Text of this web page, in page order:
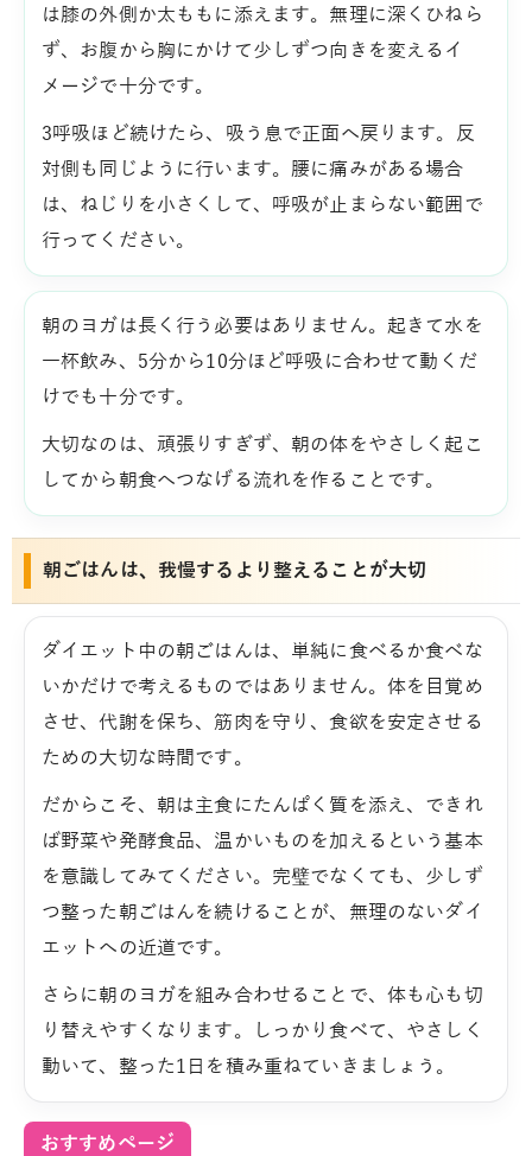
は膝の外側か太ももに添えます。無理に深くひねら
ず、お腹から胸にかけて少しずつ向きを変えるイ
メージで十分です。
3呼吸ほど続けたら、吸う息で正面へ戻ります。反
対側も同じように行います。腰に痛みがある場合
は、ねじりを小さくして、呼吸が止まらない範囲で
行ってください。
朝のヨガは長く行う必要はありません。起きて水を
一杯飲み、5分から10分ほど呼吸に合わせて動くだ
けでも十分です。
大切なのは、頑張りすぎず、朝の体をやさしく起こ
してから朝食へつなげる流れを作ることです。
朝ごはんは、我慢するより整えることが大切
ダイエット中の朝ごはんは、単純に食べるか食べな
いかだけで考えるものではありません。体を目覚め
させ、代謝を保ち、筋肉を守り、食欲を安定させる
ための大切な時間です。
だからこそ、朝は主食にたんぱく質を添え、できれ
ば野菜や発酵食品、温かいものを加えるという基本
を意識してみてください。完璧でなくても、少しず
つ整った朝ごはんを続けることが、無理のないダイ
エットへの近道です。
さらに朝のヨガを組み合わせることで、体も心も切
り替えやすくなります。しっかり食べて、やさしく
動いて、整った1日を積み重ねていきましょう。
おすすめページ